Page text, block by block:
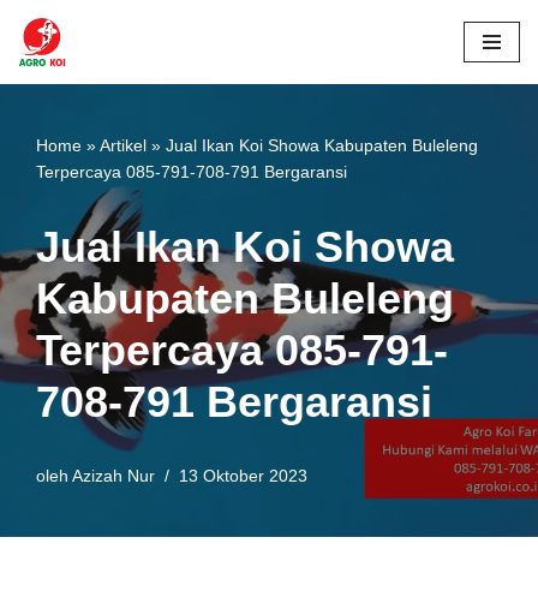
Lompat
Home »Artikel » Jual Ikan Koi Showa Kabupaten Buleleng
Terpercaya 085-791-708-791 Bergaransi
Jual Ikan Koi Showa
Kabupaten Buleleng
Terpercaya 085-791-
708-791 Bergaransi
oleh Azizah Nur 13 Oktober 2023